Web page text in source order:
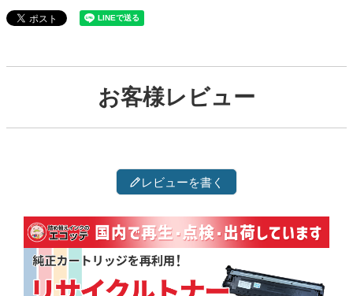
お客様レビュー
レビューを書く